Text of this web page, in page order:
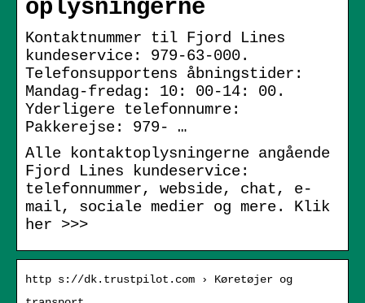
oplysningerne
Kontaktnummer til Fjord Lines
kundeservice: 979-63-000.
Telefonsupportens åbningstider:
Mandag-fredag: 10: 00-14: 00.
Yderligere telefonnumre:
Pakkerejse: 979- …
Alle kontaktoplysningerne angående
Fjord Lines kundeservice:
telefonnummer, webside, chat, e-
mail, sociale medier og mere. Klik
her >>>
http s://dk.trustpilot.com › Køretøjer og